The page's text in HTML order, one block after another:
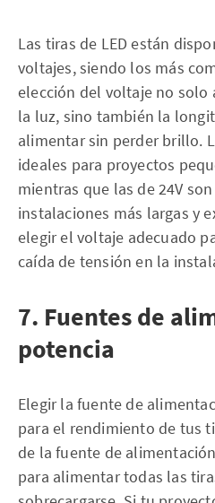
Las tiras de LED están
voltajes, siendo los más
elección del voltaje no solo
la luz, sino también la
alimentar sin perder brillo.
ideales para proyectos
mientras que las de 24V
instalaciones más largas y
elegir el voltaje adecuado
caída de tensión en la
7. Fuentes de
potencia
Elegir la fuente de
para el rendimiento de tus
de la fuente de
para alimentar todas las